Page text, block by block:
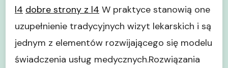
l4 dobre strony z l4 W praktyce stanowią one
uzupełnienie tradycyjnych wizyt lekarskich i są
jednym z elementów rozwijającego się modelu
świadczenia usług medycznych.Rozwiązania